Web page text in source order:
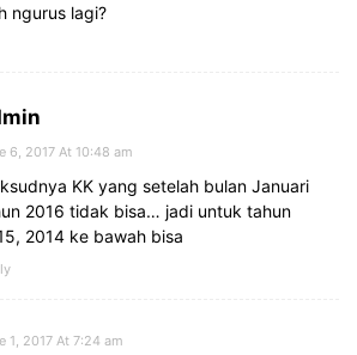
ngurus lagi?
6, 2017 At 10:48 am
KK yang setelah bulan Januari
2016 tidak bisa… jadi untuk tahun
2014 ke bawah bisa
1, 2017 At 7:24 am